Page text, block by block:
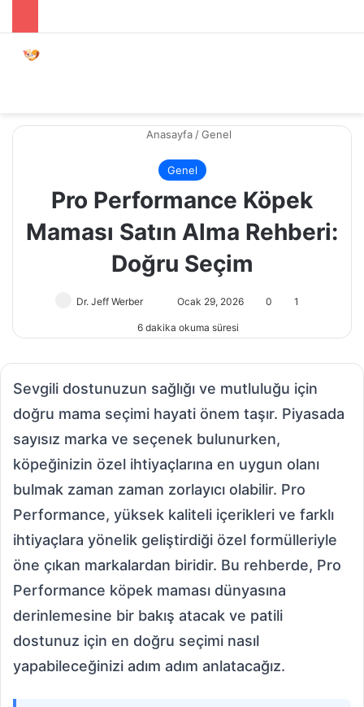
Anasayfa /Genel
Genel
Pro Performance Köpek
Maması Satın Alma Rehberi:
Doğru Seçim
Dr. Jeff Werber
posta
Ocak 29, 2026 0 1
6 dakika okuma süresi
Sevgili dostunuzun sağlığı ve mutluluğu için
doğru mama seçimi hayati önem taşır. Piyasada
sayısız marka ve seçenek bulunurken,
köpeğinizin özel ihtiyaçlarına en uygun olanı
bulmak zaman zaman zorlayıcı olabilir. Pro
Performance, yüksek kaliteli içerikleri ve farklı
ihtiyaçlara yönelik geliştirdiği özel formülleriyle
öne çıkan markalardan biridir. Bu rehberde, Pro
Performance köpek maması dünyasına
derinlemesine bir bakış atacak ve patili
dostunuz için en doğru seçimi nasıl
yapabileceğinizi adım adım anlatacağız.